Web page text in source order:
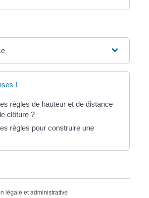
!
règles de hauteur et de distance
clôture ?
règles pour construire une
légale et administrative